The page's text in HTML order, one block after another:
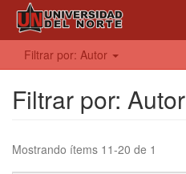
Filtrar por: Autor
Filtrar por: Autor
Mostrando ítems 11-20 de 1